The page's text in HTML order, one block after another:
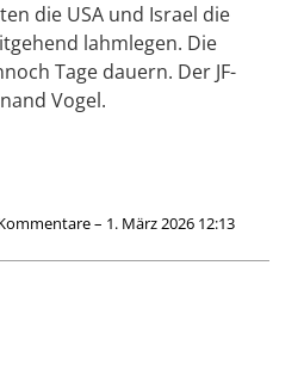
die USA und Israel die
lahmlegen. Die
Tage dauern. Der JF-
Vogel.
– 1. März 2026 12:13